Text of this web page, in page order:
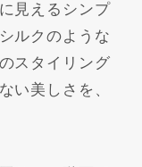
見えるシンプ
ルクのような
スタイリング
い美しさを、